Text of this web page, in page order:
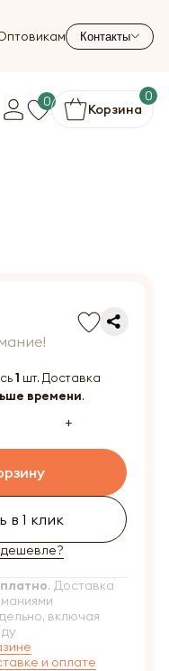
Контакты
0 Корзина
0
1 шт. Доставка
времени.
+
в 1 клик
. Доставка
включая
и оплате